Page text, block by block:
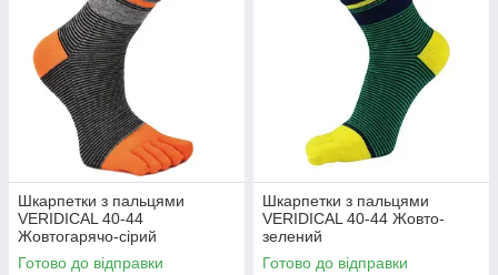
Шкарпетки з пальцями
VERIDICAL 40-44
Жовтогарячо-сірий
Готово до відправки
Шкарпетки з пальцями
VERIDICAL 40-44 Жовто-
зелений
Готово до відправки